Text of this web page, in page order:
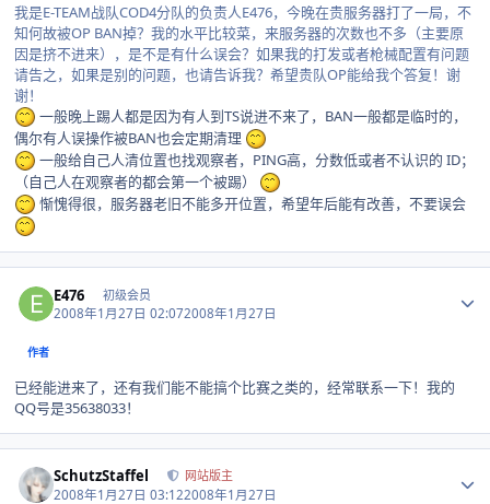
我是E-TEAM战队COD4分队的负责人E476，今晚在贵服务器打了一局，不
知何故被OP BAN掉？我的水平比较菜，来服务器的次数也不多（主要原
因是挤不进来），是不是有什么误会？如果我的打发或者枪械配置有问题
请告之，如果是别的问题，也请告诉我？希望贵队OP能给我个答复！谢
谢！
一般晚上踢人都是因为有人到TS说进不来了，BAN一般都是临时的，
偶尔有人误操作被BAN也会定期清理
一般给自己人清位置也找观察者，PING高，分数低或者不认识的 ID；
（自己人在观察者的都会第一个被踢）
惭愧得很，服务器老旧不能多开位置，希望年后能有改善，不要误会
E476 初级会员
2008年1月27日 02:072008年1月27日
作者
已经能进来了，还有我们能不能搞个比赛之类的，经常联系一下！我的
QQ号是35638033！
SchutzStaffel 网站版主
2008年1月27日 03:122008年1月27日